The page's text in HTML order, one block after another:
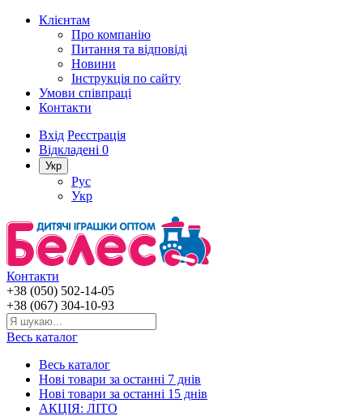
Клієнтам
Про компанію
Питання та відповіді
Новини
Інструкція по сайту
Умови співпраці
Контакти
Вхід Реєстрація
Відкладені 0
Укр
Рус
Укр
Контакти
+38 (050) 502-14-05
+38 (067) 304-10-93
Весь каталог
Весь каталог
Нові товари за останнi 7 днiв
Нові товари за останнi 15 днiв
АКЦІЯ: ЛІТО